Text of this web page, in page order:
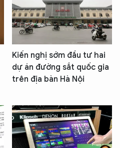
Kiến nghị sớm đầu tư hai
dự án đường sắt quốc gia
trên địa bàn Hà Nội